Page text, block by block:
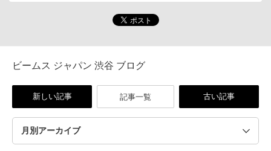
ビームス ジャパン 渋谷 ブログ
新しい記事 記事一覧 古い記事